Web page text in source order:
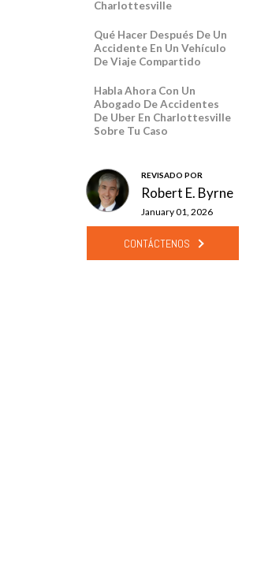
Charlottesville
Qué Hacer Después De Un
Accidente En Un Vehículo
De Viaje Compartido
Habla Ahora Con Un
Abogado De Accidentes
De Uber En Charlottesville
Sobre Tu Caso
REVISADO POR
Robert E. Byrne
January 01, 2026
CONTÁCTENOS